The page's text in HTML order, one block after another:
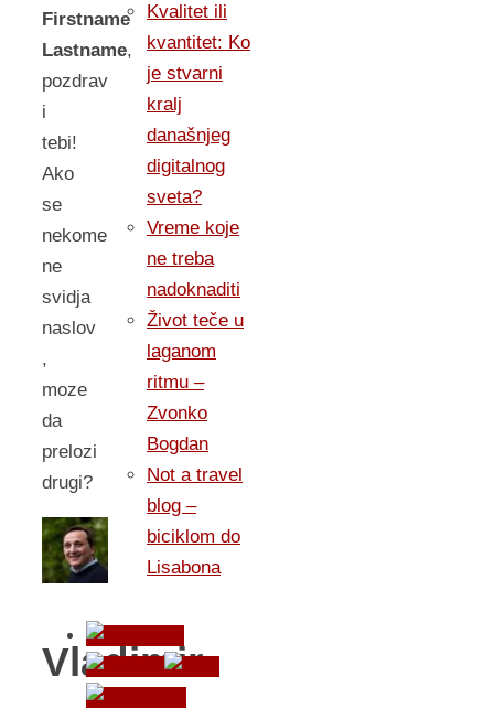
Firstname
Lastname,
pozdrav
i
tebi!
Ako
se
nekome
ne
svidja
naslov
,
moze
da
prelozi
drugi?
Vladimir
Kvalitet ili
kvantitet: Ko
je stvarni
kralj
današnjeg
digitalnog
sveta?
Vreme koje
ne treba
nadoknaditi
Život teče u
laganom
ritmu –
Zvonko
Bogdan
Not a travel
blog –
biciklom do
Lisabona